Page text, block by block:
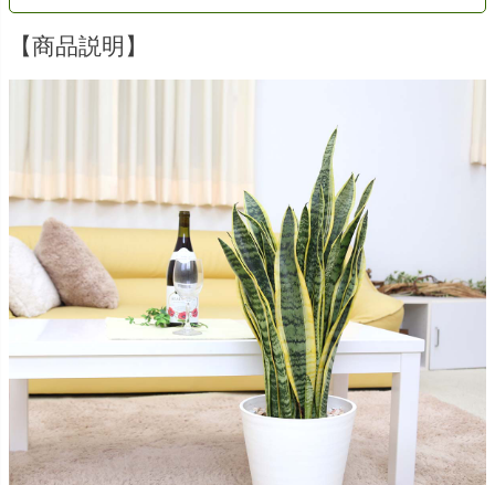
【商品説明】